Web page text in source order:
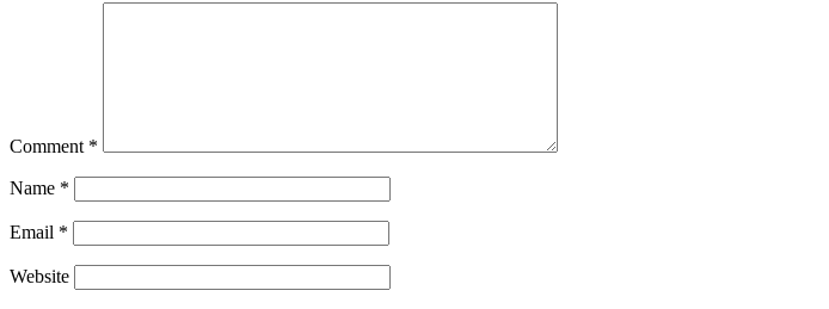
Comment *
Name *
Email *
Website